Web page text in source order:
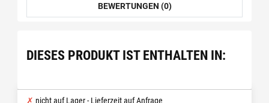
BEWERTUNGEN (0)
DIESES PRODUKT IST ENTHALTEN IN:
nicht auf Lager - Lieferzeit auf Anfrage